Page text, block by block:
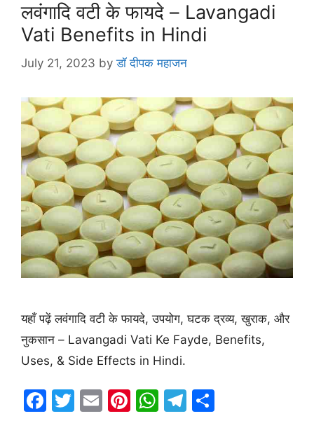
लवंगादि वटी के फायदे – Lavangadi
Vati Benefits in Hindi
July 21, 2023 byडॉ दीपक महाजन
यहाँ पढ़ें लवंगादि वटी के फायदे, उपयोग, घटक द्रव्य, खुराक, और
नुकसान – Lavangadi Vati Ke Fayde, Benefits,
Uses, & Side Effects in Hindi.
F
T
E
Pi W T